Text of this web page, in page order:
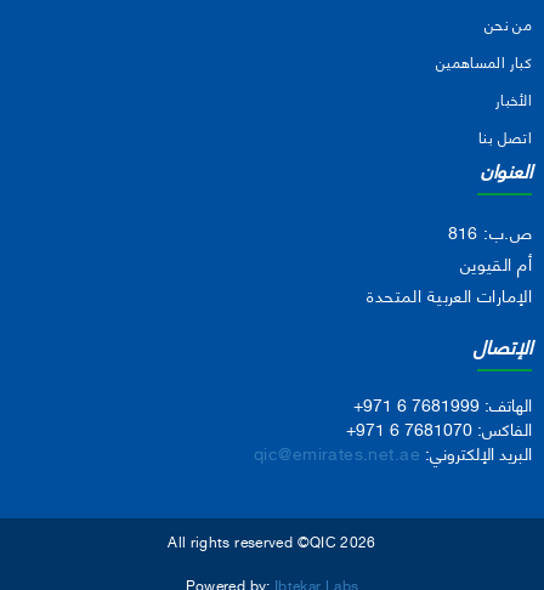
من نحن
كبار المساهمين
الأخبار
اتصل بنا
العنوان
ص.ب: 816
أم القيوين
الإمارات العربية المتحدة
الإتصال
الهاتف: +971 6 7681999
الفاكس: +971 6 7681070
البريد الإلكتروني: qic@emirates.net.ae
All rights reserved ©QIC 2026
Powered by: Ibtekar Labs